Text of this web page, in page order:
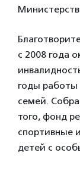
с 2008 года
годы
семей.
того, фонд
спортивные
детей с